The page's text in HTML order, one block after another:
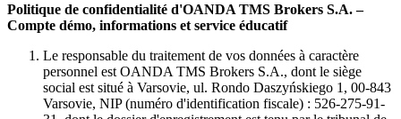
Politique de confidentialité d'OANDA TMS Brokers S.A. –
Compte démo, informations et service éducatif
Le responsable du traitement de vos données à caractère
personnel est OANDA TMS Brokers S.A., dont le siège
social est situé à Varsovie, ul. Rondo Daszyńskiego 1, 00-843
Varsovie, NIP (numéro d'identification fiscale) : 526-275-91-